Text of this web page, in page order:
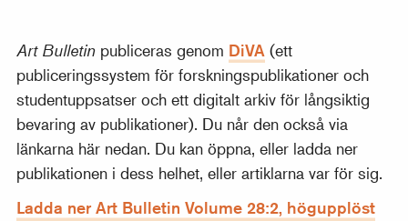
Art Bulletin publiceras genom DiVA (ett
publiceringssystem för forskningspublikationer och
studentuppsatser och ett digitalt arkiv för långsiktig
bevaring av publikationer). Du når den också via
länkarna här nedan. Du kan öppna, eller ladda ner
publikationen i dess helhet, eller artiklarna var för sig.
Ladda ner Art Bulletin Volume 28:2, högupplöst